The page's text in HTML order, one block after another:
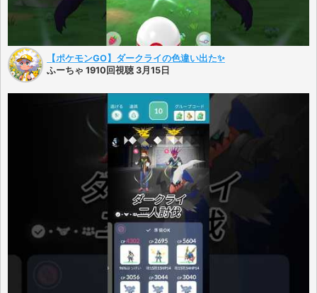
【ポケモンGO】ダークライの色違い出た✨
ふーちゃ 1910回視聴 3月15日